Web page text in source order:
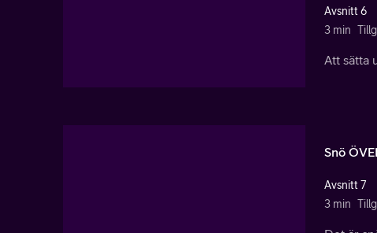
Avsnitt 6
3 min
Att sätta
Snö
Avsnitt 7
3 min